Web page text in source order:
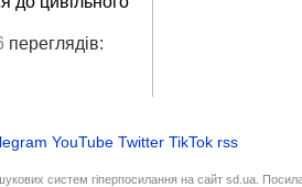
переглядів:
YouTube Twitter TikTok rss
систем гіперпосилання на сайт sd.ua.